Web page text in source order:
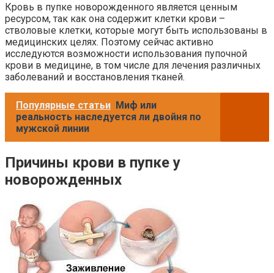
Кровь в пупке новорожденного является ценным
ресурсом, так как она содержит клетки крови –
стволовые клетки, которые могут быть использованы в
медицинских целях. Поэтому сейчас активно
исследуются возможности использования пупочной
крови в медицине, в том числе для лечения различных
заболеваний и восстановления тканей.
Популярные статьи Миф или
реальность наследуется ли двойня по
мужской линии
Причины крови в пупке у
новорожденных